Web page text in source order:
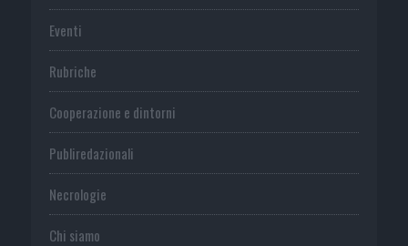
Eventi
Rubriche
Cooperazione e dintorni
Publiredazionali
Necrologie
Chi siamo